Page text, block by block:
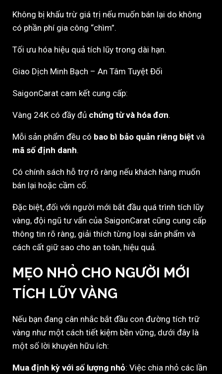
Không bị khấu trừ giá trị nếu muốn bán lại do không
có phần phí gia công “chìm”.
Tối ưu hóa hiệu quả tích lũy trong dài hạn.
Giao Dịch Minh Bạch – An Tâm Tuyệt Đối
SaigonCarat cam kết cung cấp:
Vàng 24K có đầy đủ chứng từ và hóa đơn.
Mỗi sản phẩm đều có bao bì bảo quản riêng biệt và
mã số định danh.
Có chính sách hỗ trợ rõ ràng nếu khách hàng muốn
bán lại hoặc cầm cố.
Đặc biệt, đối với người mới bắt đầu quá trình tích lũy
vàng, đội ngũ tư vấn của SaigonCarat cũng cung cấp
thông tin rõ ràng, giải thích từng loại sản phẩm và
cách cất giữ sao cho an toàn, hiệu quả.
MẸO NHỎ CHO NGƯỜI MỚI
TÍCH LŨY VÀNG
Nếu bạn đang cân nhắc bắt đầu con đường tích trữ
vàng như một cách tiết kiệm bền vững, dưới đây là
một số lời khuyên hữu ích:
Mua định kỳ với số lượng nhỏ: Việc chia nhỏ các lần